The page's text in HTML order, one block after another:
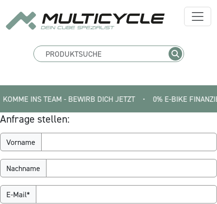
INS TEAM - BEWIRB DICH JETZT • 0% E-BIKE
Anfrage stellen:
Vorname
Nachname
E-Mail*